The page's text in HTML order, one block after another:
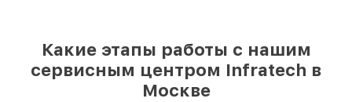
Какие этапы работы с нашим
сервисным центром Infratech в
Москве